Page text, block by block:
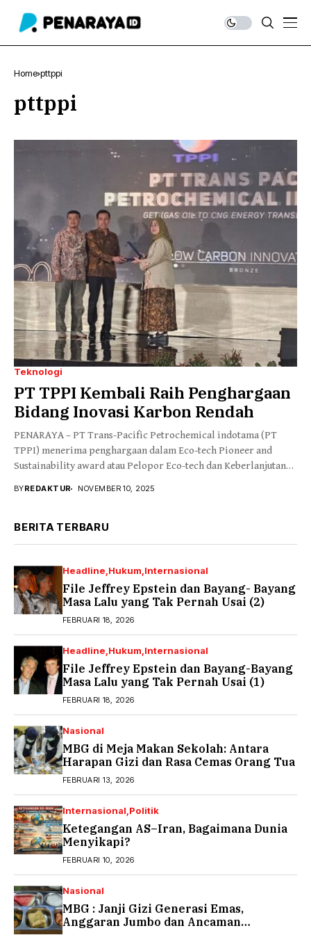
Home pttppi
pttppi
Teknologi
PT TPPI Kembali Raih Penghargaan
Bidang Inovasi Karbon Rendah
PENARAYA – PT Trans-Pacific Petrochemical indotama (PT
TPPI) menerima penghargaan dalam Eco-tech Pioneer and
Sustainability award atau Pelopor Eco-tech dan Keberlanjutan
BYREDAKTUR NOVEMBER 10, 2025
BERITA TERBARU
Headline Hukum Internasional
File Jeffrey Epstein dan Bayang- Bayang
Masa Lalu yang Tak Pernah Usai (2)
FEBRUARI 18, 2026
Headline Hukum Internasional
File Jeffrey Epstein dan Bayang-Bayang
Masa Lalu yang Tak Pernah Usai (1)
FEBRUARI 18, 2026
Nasional
MBG di Meja Makan Sekolah: Antara
Harapan Gizi dan Rasa Cemas Orang Tua
FEBRUARI 13, 2026
Internasional Politik
Ketegangan AS–Iran, Bagaimana Dunia
Menyikapi?
FEBRUARI 10, 2026
Nasional
MBG : Janji Gizi Generasi Emas,
Anggaran Jumbo dan Ancaman